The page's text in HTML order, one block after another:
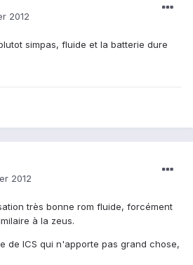
2012
simpas, fluide et la batterie dure
2012
très bonne rom fluide, forcément
à la zeus.
de ICS qui n'apporte pas grand chose,